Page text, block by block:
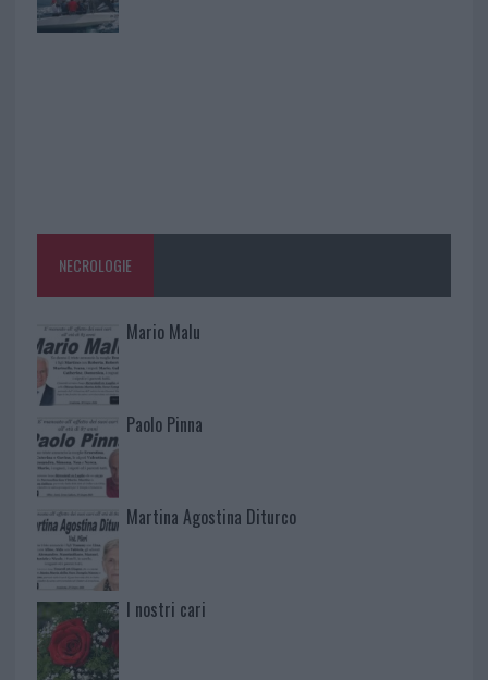
NECROLOGIE
Mario Malu
Paolo Pinna
Martina Agostina Diturco
I nostri cari